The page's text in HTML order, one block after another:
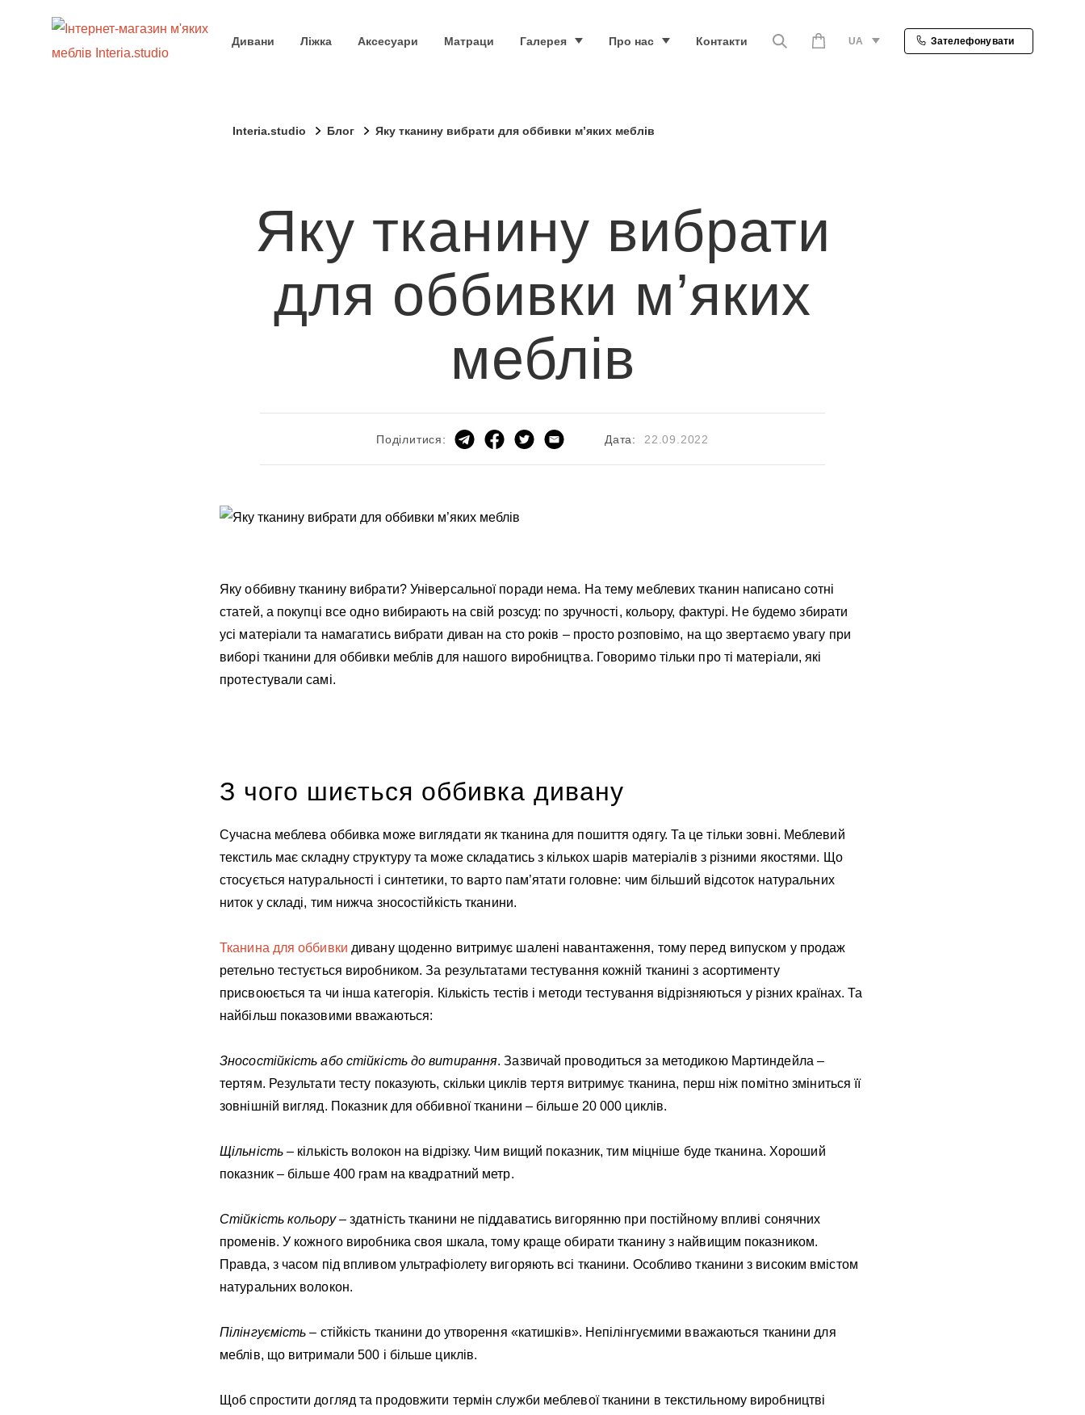
Дивани Ліжка Аксесуари Матраци Галерея Про нас Контакти UA Зателефонувати
Interia.studio Блог Яку тканину вибрати для оббивки м’яких меблів
Яку тканину вибрати
для оббивки м’яких
меблів
Поділитися: Дата: 22.09.2022
Яку оббивну тканину вибрати? Універсальної поради нема. На тему меблевих тканин написано сотні
статей, а покупці все одно вибирають на свій розсуд: по зручності, кольору, фактурі. Не будемо збирати
усі матеріали та намагатись вибрати диван на сто років – просто розповімо, на що звертаємо увагу при
виборі тканини для оббивки меблів для нашого виробництва. Говоримо тільки про ті матеріали, які
протестували самі.
З чого шиється оббивка дивану
Сучасна меблева оббивка може виглядати як тканина для пошиття одягу. Та це тільки зовні. Меблевий
текстиль має складну структуру та може складатись з кількох шарів матеріалів з різними якостями. Що
стосується натуральності і синтетики, то варто пам’ятати головне: чим більший відсоток натуральних
ниток у складі, тим нижча зносостійкість тканини.
Тканина для оббивки дивану щоденно витримує шалені навантаження, тому перед випуском у продаж
ретельно тестується виробником. За результатами тестування кожній тканині з асортименту
присвоюється та чи інша категорія. Кількість тестів і методи тестування відрізняються у різних країнах. Та
найбільш показовими вважаються:
Зносостійкість або стійкість до витирання. Зазвичай проводиться за методикою Мартиндейла –
тертям. Результати тесту показують, скільки циклів тертя витримує тканина, перш ніж помітно зміниться її
зовнішній вигляд. Показник для оббивної тканини – більше 20 000 циклів.
Щільність– кількість волокон на відрізку. Чим вищий показник, тим міцніше буде тканина. Хороший
показник – більше 400 грам на квадратний метр.
Стійкість кольору– здатність тканини не піддаватись вигорянню при постійному впливі сонячних
променів. У кожного виробника своя шкала, тому краще обирати тканину з найвищим показником.
Правда, з часом під впливом ультрафіолету вигоряють всі тканини. Особливо тканини з високим вмістом
натуральних волокон.
Пілінгуємість – стійкість тканини до утворення «катишків». Непілінгуємими вважаються тканини для
меблів, що витримали 500 і більше циклів.
Щоб спростити догляд та продовжити термін служби меблевої тканини в текстильному виробництві